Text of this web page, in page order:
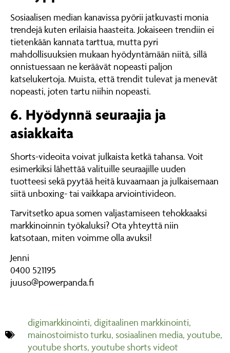
Sosiaalisen median kanavissa pyörii jatkuvasti monia
trendejä kuten erilaisia haasteita. Jokaiseen trendiin ei
tietenkään kannata tarttua, mutta pyri
mahdollisuuksien mukaan hyödyntämään niitä, sillä
onnistuessaan ne keräävät nopeasti paljon
katselukertoja. Muista, että trendit tulevat ja menevät
nopeasti, joten tartu niihin nopeasti.
6. Hyödynnä seuraajia ja
asiakkaita
Shorts-videoita voivat julkaista ketkä tahansa. Voit
esimerkiksi lähettää valituille seuraajille uuden
tuotteesi sekä pyytää heitä kuvaamaan ja julkaisemaan
siitä unboxing- tai vaikkapa arviointivideon.
Tarvitsetko apua somen valjastamiseen tehokkaaksi
markkinoinnin työkaluksi? Ota yhteyttä niin
katsotaan, miten voimme olla avuksi!
Jenni
0400 521195
juuso@powerpanda.fi
digimarkkinointi, digitaalinen markkinointi,
mainostoimisto turku, sosiaalinen media, youtube,
youtube shorts, youtube shorts videot